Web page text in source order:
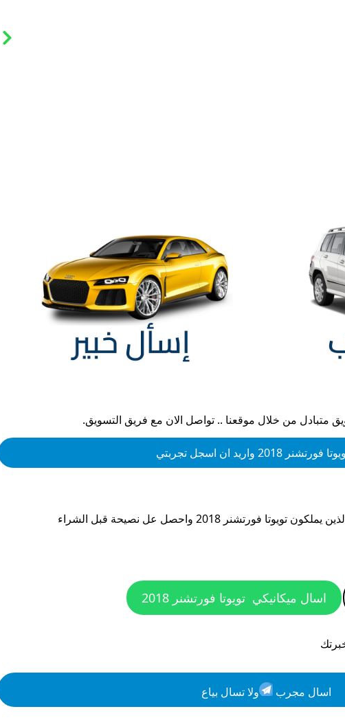
متبادل من خلال موقعنا .. تواصل الان مع فريق التسويق.
فورتشنر 2018 واريد ان اسجل تجربتي
يملكون تويوتا فورتشنر 2018 واحصل عل نصيحة قبل الشراء
اسال ميكانيكي تويوتا فورتشنر 2018
اسال مجرب ولا تسال بياع